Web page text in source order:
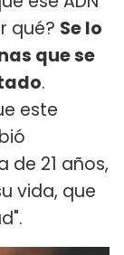
qué? Se lo
que se
.
este
de 21 años,
vida, que